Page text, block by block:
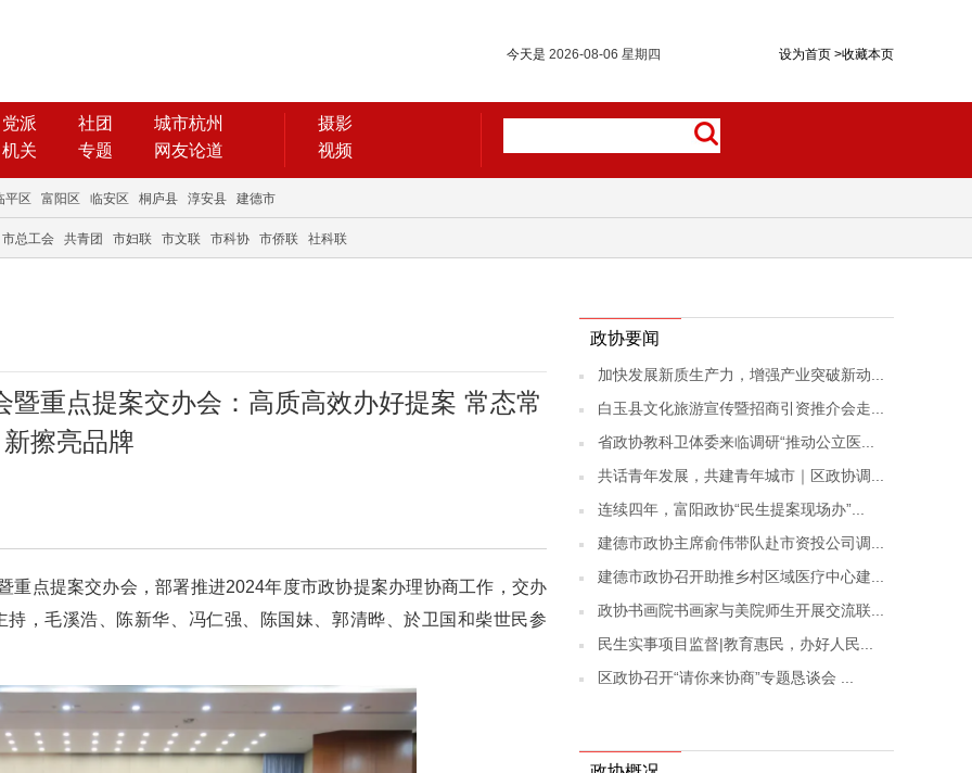
设为首页 >收藏本页
今天是 2026-08-06 星期四
党派 社团
城市杭州
机关
专题 网友论道
摄影
视频
平区 富阳区 临安区 桐庐县 淳安县 建德市
市总工会 共青团 市妇联 市文联 市科协 市侨联 社科联
重点提案交办会：高质高效办好提案 常态常
新擦亮品牌
重点提案交办会，部署推进2024年度市政协提案办理协商工作，交办
，毛溪浩、陈新华、冯仁强、陈国妹、郭清晔、於卫国和柴世民参
政协要闻
加快发展新质生产力，增强产业突破新动...
白玉县文化旅游宣传暨招商引资推介会走...
省政协教科卫体委来临调研“推动公立医...
共话青年发展，共建青年城市｜区政协调...
连续四年，富阳政协“民生提案现场办”...
建德市政协主席俞伟带队赴市资投公司调...
建德市政协召开助推乡村区域医疗中心建...
政协书画院书画家与美院师生开展交流联...
民生实事项目监督|教育惠民，办好人民...
区政协召开“请你来协商”专题恳谈会 ...